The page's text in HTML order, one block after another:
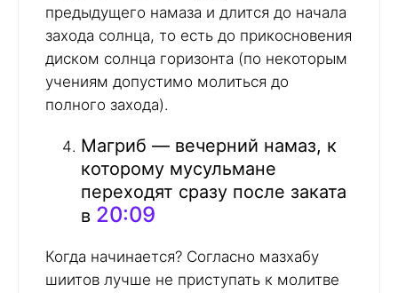
предыдущего намаза и длится до начала
захода солнца, то есть до прикосновения
диском солнца горизонта (по некоторым
учениям допустимо молиться до
полного захода).
Магриб — вечерний намаз, к
которому мусульмане
переходят сразу после заката
в 20:09
Когда начинается? Согласно мазхабу
шиитов лучше не приступать к молитве